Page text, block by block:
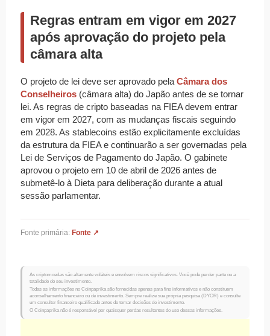
Regras entram em vigor em 2027
após aprovação do projeto pela
câmara alta
O projeto de lei deve ser aprovado pela Câmara dos
Conselheiros (câmara alta) do Japão antes de se tornar
lei. As regras de cripto baseadas na FIEA devem entrar
em vigor em 2027, com as mudanças fiscais seguindo
em 2028. As stablecoins estão explicitamente excluídas
da estrutura da FIEA e continuarão a ser governadas pela
Lei de Serviços de Pagamento do Japão. O gabinete
aprovou o projeto em 10 de abril de 2026 antes de
submetê-lo à Dieta para deliberação durante a atual
sessão parlamentar.
Fonte primária: Fonte ↗
As criptomoedas são altamente voláteis e envolvem riscos significativos. Você pode perder parte ou a
totalidade do seu investimento.
Todas as informações no Coinpaprika são fornecidas apenas para fins informativos e não constituem
aconselhamento financeiro ou de investimento. Sempre realize sua própria pesquisa (DYOR) e consulte
um consultor financeiro qualificado antes de tomar decisões de investimento.
O Coinpaprika não é responsável por quaisquer perdas resultantes do uso dessas informações.